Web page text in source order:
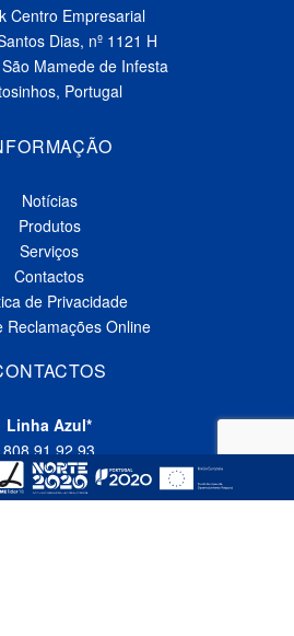
Centro Empresarial
Dias, nº 1121 H
Mamede de Infesta
Portugal
Notícias
Produtos
Serviços
Contactos
de Privacidade
Reclamações Online
Linha Azul*
808 91 92 93
chamada local nacional)